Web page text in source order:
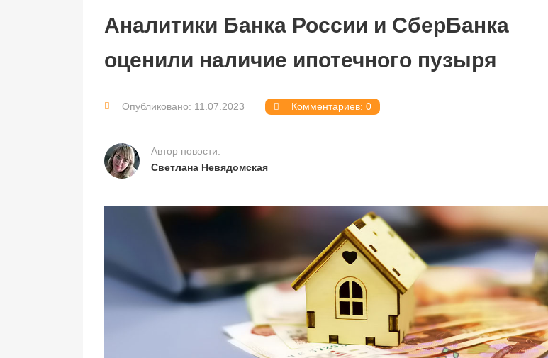
Аналитики Банка России и СберБанка
оценили наличие ипотечного пузыря
Опубликовано: 11.07.2023 Комментариев: 0
Автор новости:
Светлана Невядомская